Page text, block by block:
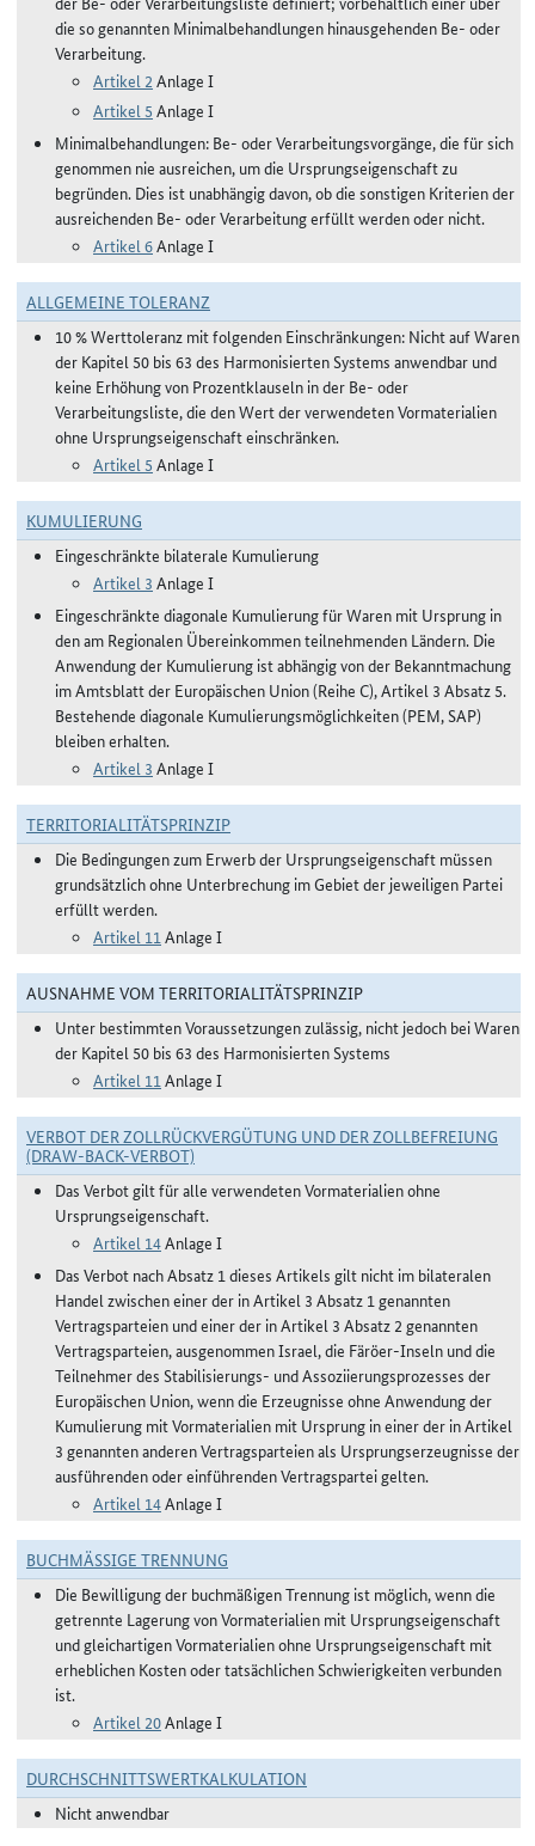
die so genannten Minimalbehandlungen hinausgehenden Be- oder
Verarbeitung.
Artikel 2 Anlage I
Artikel 5 Anlage I
Minimalbehandlungen: Be- oder Verarbeitungsvorgänge, die für sich
genommen nie ausreichen, um die Ursprungseigenschaft zu
begründen. Dies ist unabhängig davon, ob die sonstigen Kriterien der
ausreichenden Be- oder Verarbeitung erfüllt werden oder nicht.
Artikel 6Anlage I
ALLGEMEINE TOLERANZ
10 % Werttoleranz mit folgenden Einschränkungen: Nicht auf Waren
der Kapitel 50 bis 63 des Harmonisierten Systems anwendbar und
keine Erhöhung von Prozentklauseln in der Be- oder
Verarbeitungsliste, die den Wert der verwendeten Vormaterialien
ohne Ursprungseigenschaft einschränken.
Artikel 5 Anlage I
KUMULIERUNG
Eingeschränkte bilaterale Kumulierung
Artikel 3 Anlage I
Eingeschränkte diagonale Kumulierung für Waren mit Ursprung in
den am Regionalen Übereinkommen teilnehmenden Ländern. Die
Anwendung der Kumulierung ist abhängig von der Bekanntmachung
im Amtsblatt der Europäischen Union (Reihe C), Artikel 3 Absatz 5.
Bestehende diagonale Kumulierungsmöglichkeiten (PEM, SAP)
bleiben erhalten.
Artikel 3 Anlage I
TERRITORIALITÄTSPRINZIP
Die Bedingungen zum Erwerb der Ursprungseigenschaft müssen
grundsätzlich ohne Unterbrechung im Gebiet der jeweiligen Partei
erfüllt werden.
Artikel 11Anlage I
AUSNAHME VOM TERRITORIALITÄTSPRINZIP
Unter bestimmten Voraussetzungen zulässig, nicht jedoch bei Waren
der Kapitel 50 bis 63 des Harmonisierten Systems
Artikel 11Anlage I
VERBOT DER ZOLLRÜCKVERGÜTUNG UND DER ZOLLBEFREIUNG
(DRAW-BACK-VERBOT)
Das Verbot gilt für alle verwendeten Vormaterialien ohne
Ursprungseigenschaft.
Artikel 14Anlage I
Das Verbot nach Absatz 1 dieses Artikels gilt nicht im bilateralen
Handel zwischen einer der in Artikel 3 Absatz 1 genannten
Vertragsparteien und einer der in Artikel 3 Absatz 2 genannten
Vertragsparteien, ausgenommen Israel, die Färöer-Inseln und die
Teilnehmer des Stabilisierungs- und Assoziierungsprozesses der
Europäischen Union, wenn die Erzeugnisse ohne Anwendung der
Kumulierung mit Vormaterialien mit Ursprung in einer der in Artikel
3 genannten anderen Vertragsparteien als Ursprungserzeugnisse der
ausführenden oder einführenden Vertragspartei gelten.
Artikel 14Anlage I
BUCHMÄSSIGE TRENNUNG
Die Bewilligung der buchmäßigen Trennung ist möglich, wenn die
getrennte Lagerung von Vormaterialien mit Ursprungseigenschaft
und gleichartigen Vormaterialien ohne Ursprungseigenschaft mit
erheblichen Kosten oder tatsächlichen Schwierigkeiten verbunden
ist.
Artikel 20Anlage I
DURCHSCHNITTSWERTKALKULATION
Nicht anwendbar